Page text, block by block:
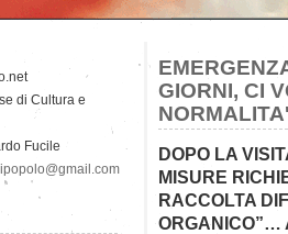
GIORNI, CI
DOPO LA
MISURE
RACCOLTA
ORGANICO”…
di Cultura e
Fucile